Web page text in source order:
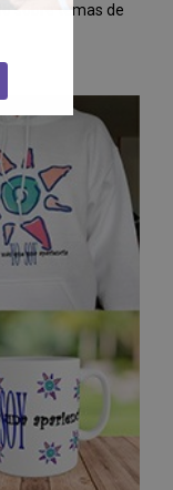
sobre temas de